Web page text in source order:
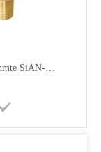
QF-6A Berühmte SiAN-Marke Fuhua Factory Industrial Gas Range O2 / Air / N2-Zylinder-Flapper-Typ Messing-Gasventil